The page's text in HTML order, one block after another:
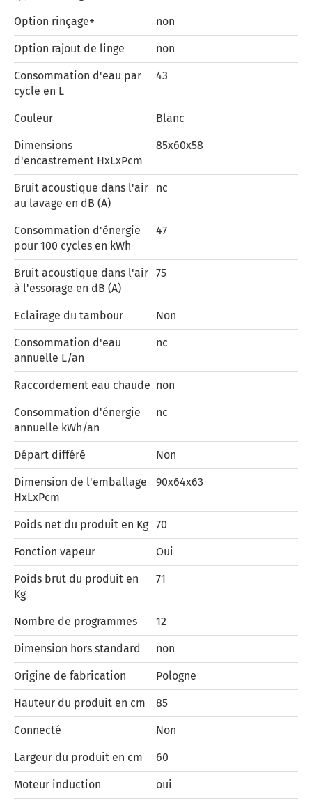
Option rinçage+ non
Option rajout de linge non
Consommation d'eau par
cycle en L
43
Couleur Blanc
Dimensions
d'encastrement HxLxPcm
85x60x58
Bruit acoustique dans l'air
au lavage en dB (A)
nc
Consommation d'énergie
pour 100 cycles en kWh
47
Bruit acoustique dans l'air
à l'essorage en dB (A)
75
Eclairage du tambour Non
Consommation d'eau
annuelle L/an
nc
Raccordement eau chaude non
Consommation d'énergie
annuelle kWh/an
nc
Départ différé Non
Dimension de l'emballage
HxLxPcm
90x64x63
Poids net du produit en Kg 70
Fonction vapeur Oui
Poids brut du produit en
Kg
71
Nombre de programmes 12
Dimension hors standard non
Origine de fabrication Pologne
Hauteur du produit en cm 85
Connecté Non
Largeur du produit en cm 60
Moteur induction oui